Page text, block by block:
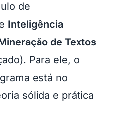
de
Inteligência
de Textos
Para ele, o
está no
sólida e prática